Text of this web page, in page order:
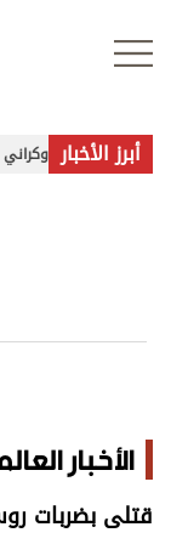
علوم الدار
اقتصاد
أبرز الأخبار
أوكراني
الأخبار
قتلى بضربات